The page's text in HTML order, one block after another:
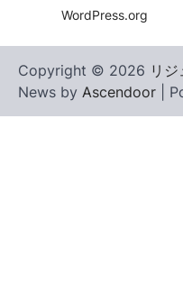
WordPress.org
Copyright © 2026 リ
News by Ascendoor |